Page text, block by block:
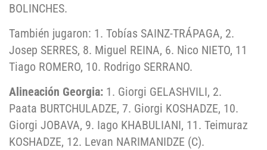
BOLINCHES.
También jugaron: 1. Tobías SAINZ-TRÁPAGA, 2.
Josep SERRES, 8. Miguel REINA, 6. Nico NIETO, 11
Tiago ROMERO, 10. Rodrigo SERRANO.
Alineación Georgia: 1. Giorgi GELASHVILI, 2.
Paata BURTCHULADZE, 7. Giorgi KOSHADZE, 10.
Giorgi JOBAVA, 9. Iago KHABULIANI, 11. Teimuraz
KOSHADZE, 12. Levan NARIMANIDZE (C).